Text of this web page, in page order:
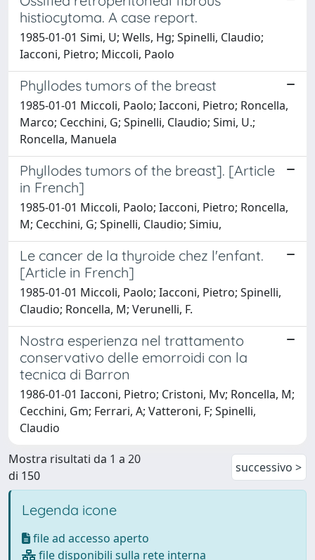
histiocytoma. A case report.
1985-01-01 Simi, U; Wells, Hg; Spinelli, Claudio;
Iacconi, Pietro; Miccoli, Paolo
Phyllodes tumors of the breast
1985-01-01 Miccoli, Paolo; Iacconi, Pietro; Roncella,
Marco; Cecchini, G; Spinelli, Claudio; Simi, U.;
Roncella, Manuela
Phyllodes tumors of the breast]. [Article
in French]
1985-01-01 Miccoli, Paolo; Iacconi, Pietro; Roncella,
M; Cecchini, G; Spinelli, Claudio; Simiu,
Le cancer de la thyroide chez l'enfant.
[Article in French]
1985-01-01 Miccoli, Paolo; Iacconi, Pietro; Spinelli,
Claudio; Roncella, M; Verunelli, F.
Nostra esperienza nel trattamento
conservativo delle emorroidi con la
tecnica di Barron
1986-01-01 Iacconi, Pietro; Cristoni, Mv; Roncella, M;
Cecchini, Gm; Ferrari, A; Vatteroni, F; Spinelli,
Claudio
Mostra risultati da 1 a 20
di 150
successivo >
Legenda icone
file ad accesso aperto
file disponibili sulla rete interna